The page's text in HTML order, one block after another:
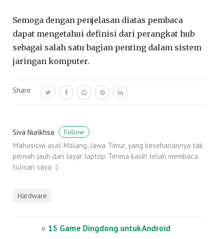
Semoga dengan penjelasan diatas pembaca
dapat mengetahui definisi dari perangkat hub
sebagai salah satu bagian penting dalam sistem
jaringan komputer.
Share
Siva Nurikhsa Follow
Mahasiswi asal Malang, Jawa Timur, yang kesehariannya tak
pernah jauh dari layar laptop. Terima kasih telah membaca
tulisan saya. :)
Hardware
« 15 Game Dingdong untuk Android